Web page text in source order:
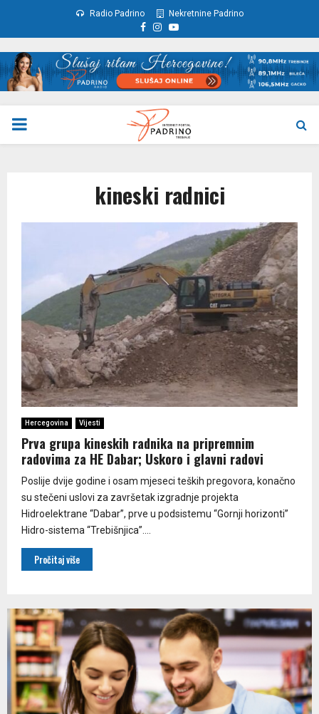
Radio Padrino Nekretnine Padrino
Facebook
Instagram
Youtube
PRIMARY
kineski radnici
Hercegovina Vijesti
Prva grupa kineskih radnika na pripremnim
radovima za HE Dabar; Uskoro i glavni radovi
Poslije dvije godine i osam mjeseci teških pregovora, konačno
su stečeni uslovi za završetak izgradnje projekta
Hidroelektrane “Dabar”, prve u podsistemu “Gornji horizonti”
Hidro-sistema “Trebišnjica”....
Pročitaj više